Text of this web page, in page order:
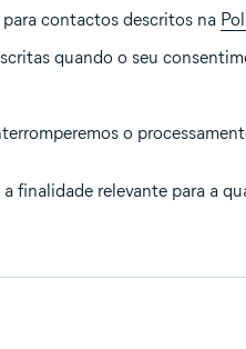
contactos descritos na
quando o seu
o
finalidade relevante para a